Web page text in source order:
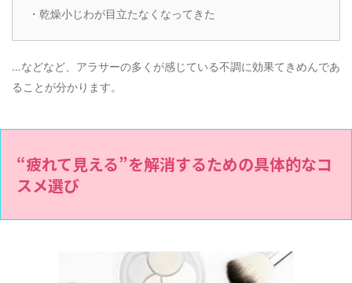
・乾燥小じわが目立たなくなってきた
…などなど、アラサーの多くが感じている不調に効果てきめんであ
ることが分かります。
“疲れて見える”を解消するための具体的なコ
スメ選び